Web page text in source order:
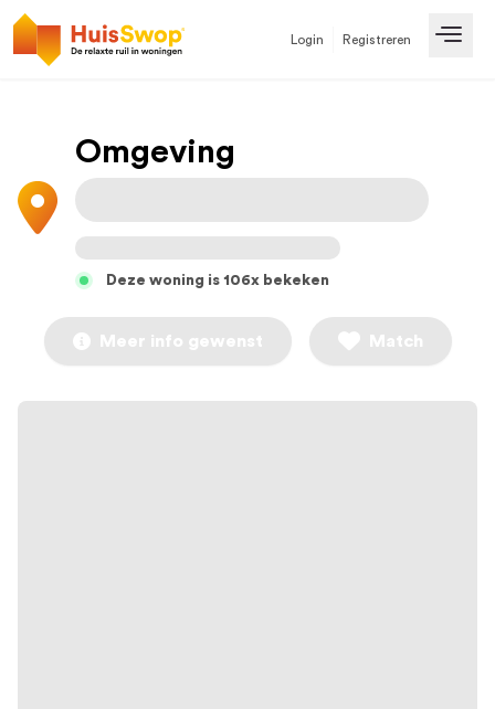
Login Registreren
Omgeving
Deze woning is 106x bekeken
Meer info gewenst Match